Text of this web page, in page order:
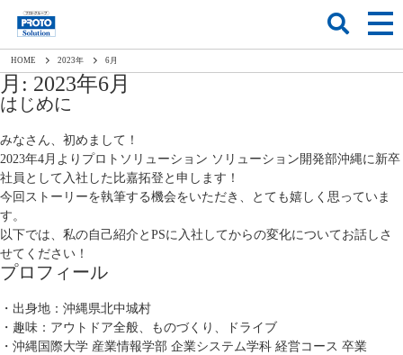
HOME 2023年 6月
月: 2023年6月
はじめに
みなさん、初めまして！
2023年4月よりプロトソリューション ソリューション開発部沖縄に新卒
社員として入社した比嘉拓登と申します！
今回ストーリーを執筆する機会をいただき、とても嬉しく思っていま
す。
以下では、私の自己紹介とPSに入社してからの変化についてお話しさ
せてください！
プロフィール
・出身地：沖縄県北中城村
・趣味：アウトドア全般、ものづくり、ドライブ
・沖縄国際大学 産業情報学部 企業システム学科 経営コース 卒業